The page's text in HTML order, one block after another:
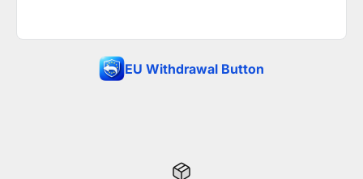
EU Withdrawal Button